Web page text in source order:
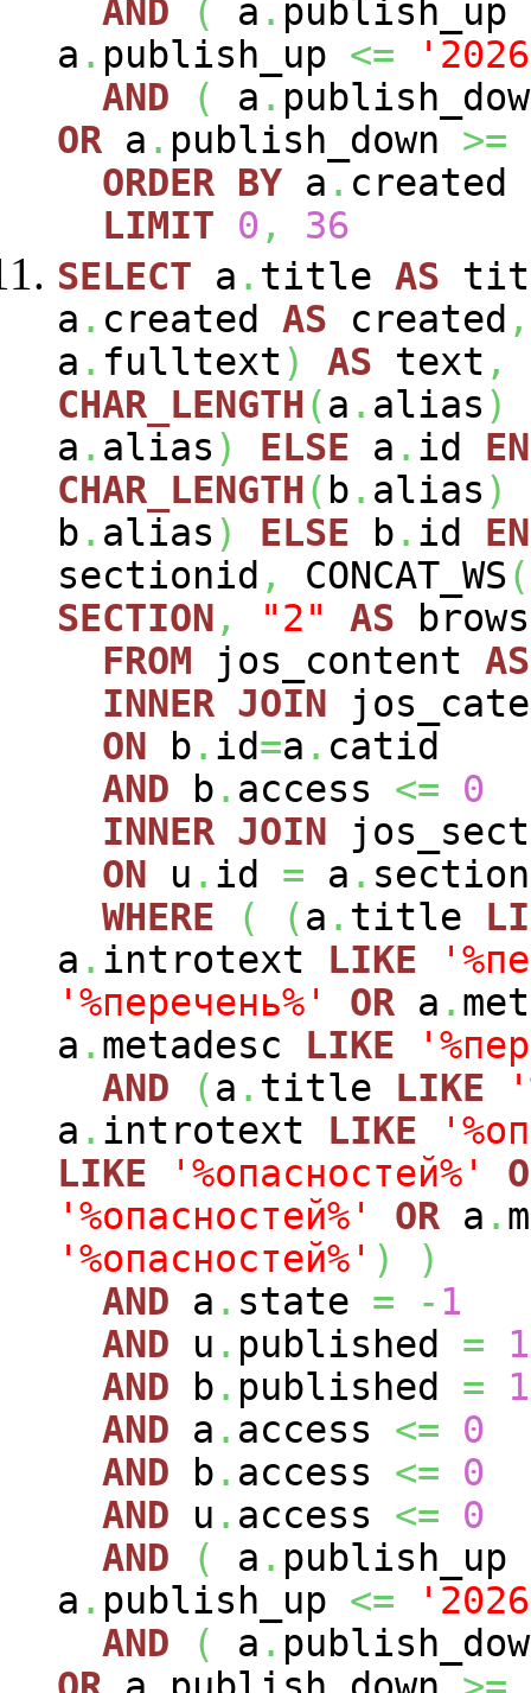
AND
( a . publish_up
a . publish_up <=
AND
( a .
OR a . publish_down >=
ORDER BY a . created
LIMIT
0 ,
36
SELECT a . title AS
a . created AS created ,
a . fulltext) AS text ,
CHAR_LENGTH(a . alias )
a . alias ) ELSE a . id
CHAR_LENGTH( b . alias )
b . alias ) ELSE b . id
sectionid , CONCAT_WS(
SECTION , "2" AS
FROM jos_content AS
INNER JOIN
ON b . id=a . catid
AND b . access <=
0
INNER JOIN
ON u . id = a .
WHERE
( (a . title
a . introtext LIKE
'%перечень%'
OR a .
a . metadesc LIKE
AND
(a . title LIKE
a . introtext LIKE
LIKE
'%опасностей%'
'%опасностей%'
OR a .
'%опасностей%' )
)
AND a . state = - 1
AND u . published =
1
AND b . published =
1
AND a . access <=
0
AND b . access <=
0
AND u . access <=
0
AND
( a . publish_up
a . publish_up <=
AND
( a .